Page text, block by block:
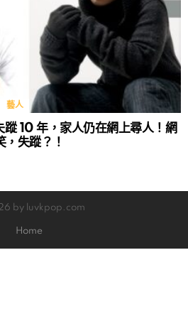
藝人
10 年，家人仍在網上尋人！網
失蹤？！
by luvkpop.com
Home